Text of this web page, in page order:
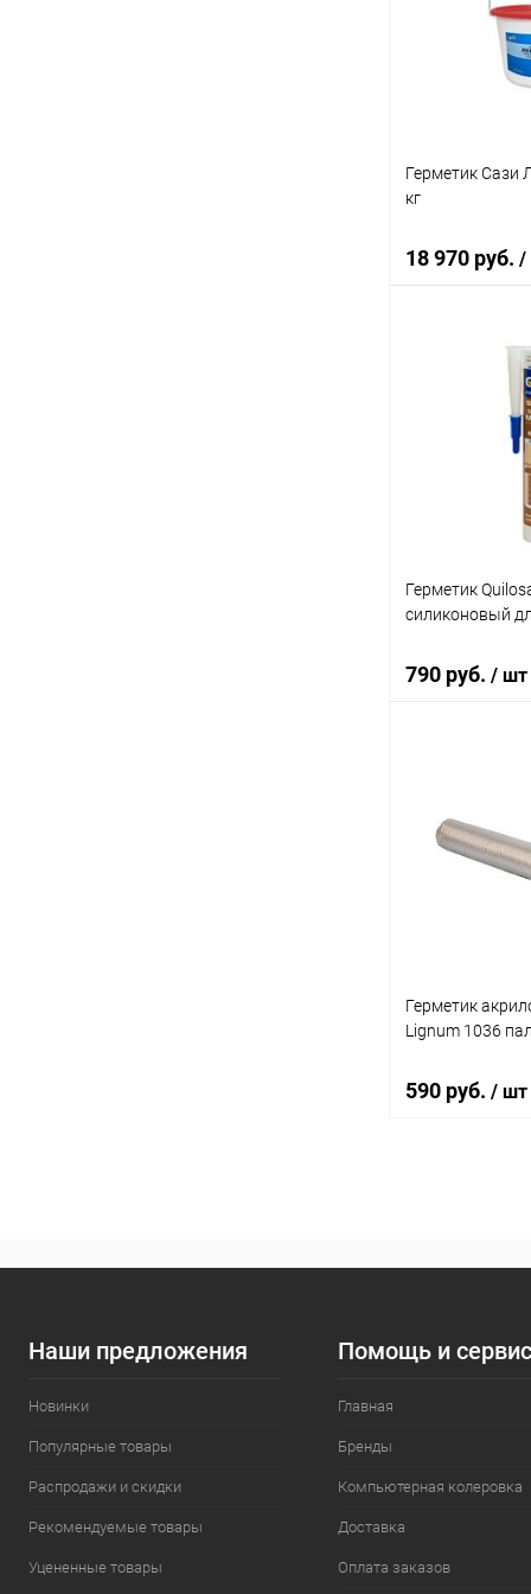
В избранное
Герметик Сази
кг
18 970 руб. /
В
Купить в 1
В избранное
Герметик
силиконовый
790 руб. / шт
Купить в 1 клик
В избранное
Герметик
Lignum 1036
590 руб. / шт
палисандр
Наши предложения
Новинки
Популярные товары
Распродажи и скидки
Рекомендуемые товары
Уцененные товары
Помощь и
Главная
Бренды
Компьютерная колеровка
Доставка
Оплата заказов